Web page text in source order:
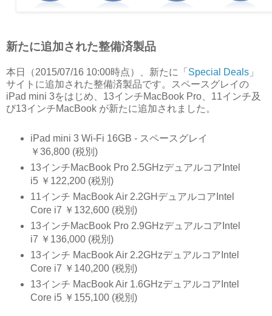
新たに追加された整備済製品
本日（2015/07/16 10:00時点）、新たに「 Special Deals 」
サイトに追加された整備済製品です。スペースグレイの
iPad mini 3をはじめ、13インチMacBook Pro、11インチ及
び13インチMacBook が新たに追加されました。
iPad mini 3 Wi-Fi 16GB - スペースグレイ
￥36,800 (税別)
13インチMacBook Pro 2.5GHzデュアルコアIntel
i5 ￥122,200 (税別)
11インチ MacBook Air 2.2GHデュアルコアIntel
Core i7 ￥132,600 (税別)
13インチMacBook Pro 2.9GHzデュアルコアIntel
i7 ￥136,000 (税別)
13インチ MacBook Air 2.2GHzデュアルコアIntel
Core i7 ￥140,200 (税別)
13インチ MacBook Air 1.6GHzデュアルコアIntel
Core i5 ￥155,100 (税別)